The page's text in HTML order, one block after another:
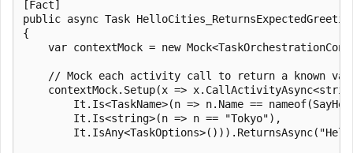
[Fact]
public async Task
{
var contextMock = new
// Mock each activity call to return a known
contextMock.Setup(x =>
It.Is<TaskName>(n => n.Name ==
        It.Is<string>(n => n == "Tokyo"),